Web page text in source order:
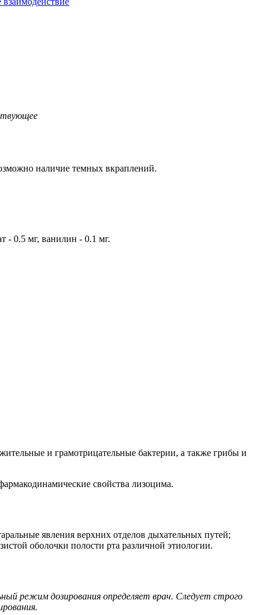
наличие темных вкраплений.
- 0.5 мг, ванилин - 0.1 мг.
и грамотрицательные бактерии, а также грибы и
свойства лизоцима.
явления верхних отделов дыхательных путей;
оболочки полости рта различной этиологии.
режим дозирования определяет врач. Следует строго